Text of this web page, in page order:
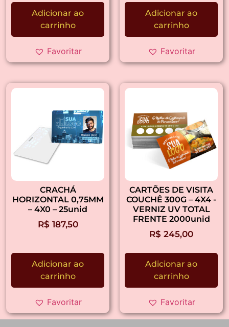
Adicionar ao
carrinho
Favoritar
Adicionar ao
carrinho
Favoritar
CRACHÁ
HORIZONTAL 0,75MM
– 4X0 – 25unid
R$ 187,50
Adicionar ao
carrinho
Favoritar
CARTÕES DE VISITA
COUCHÊ 300G – 4X4 -
VERNIZ UV TOTAL
FRENTE 2000unid
R$ 245,00
Adicionar ao
carrinho
Favoritar